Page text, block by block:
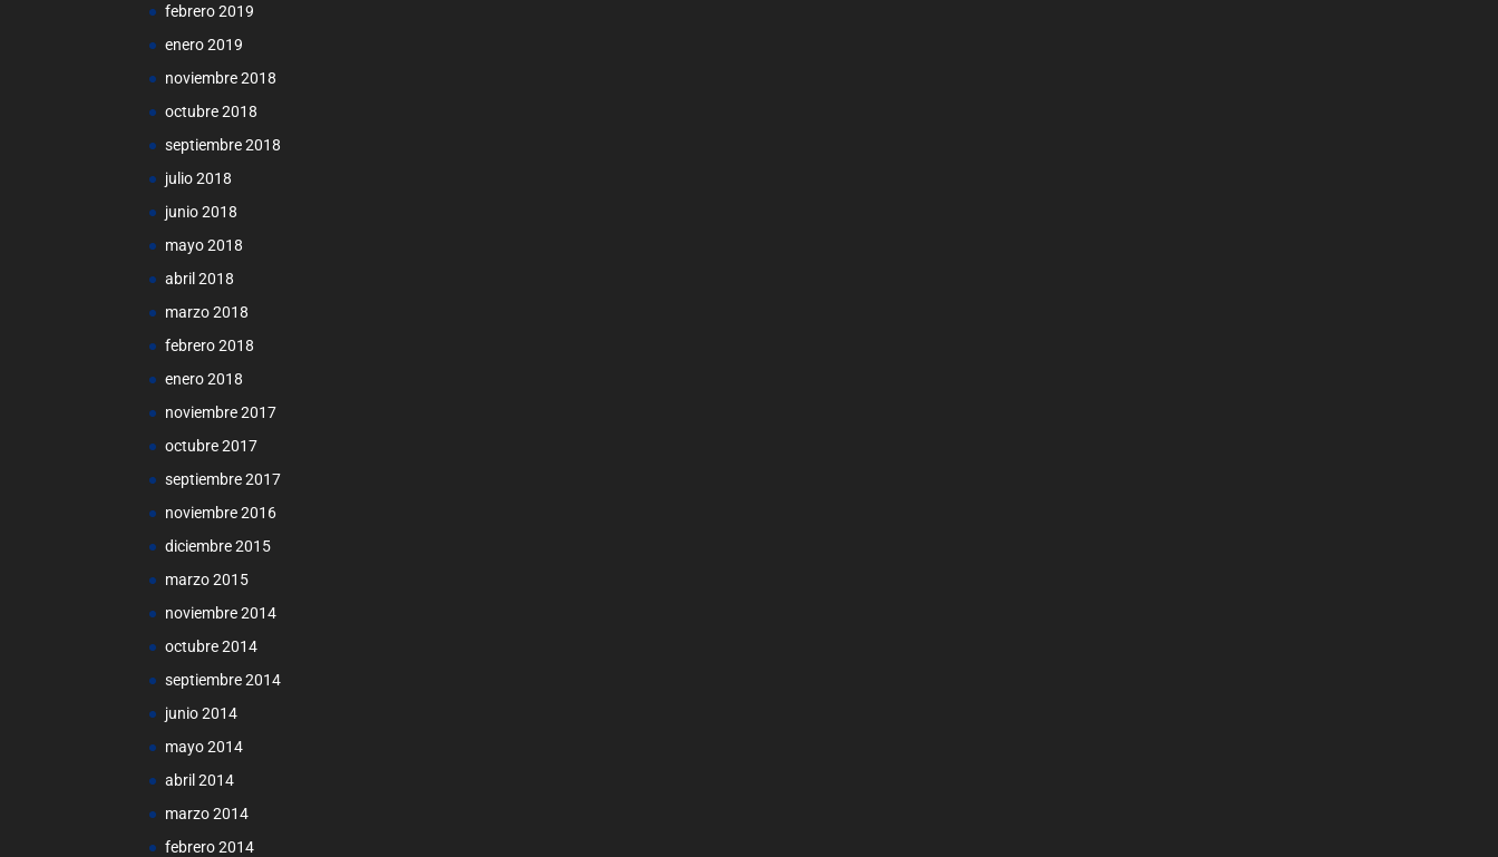
febrero 2019
enero 2019
noviembre 2018
octubre 2018
septiembre 2018
julio 2018
junio 2018
mayo 2018
abril 2018
marzo 2018
febrero 2018
enero 2018
noviembre 2017
octubre 2017
septiembre 2017
noviembre 2016
diciembre 2015
marzo 2015
noviembre 2014
octubre 2014
septiembre 2014
junio 2014
mayo 2014
abril 2014
marzo 2014
febrero 2014